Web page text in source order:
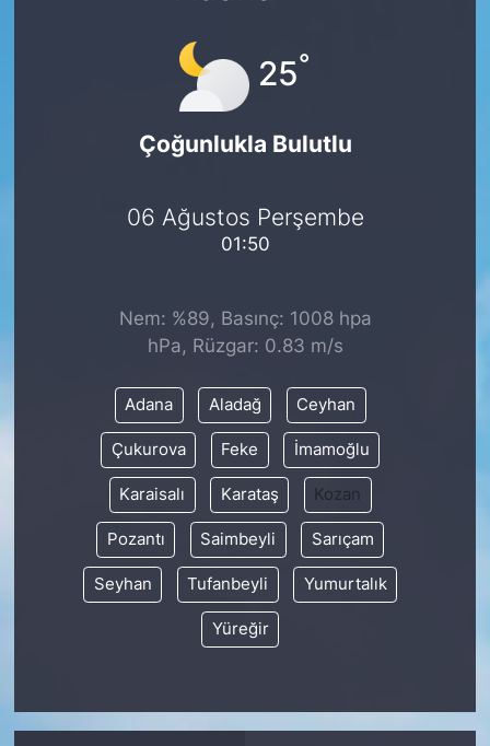
25°
Çoğunlukla Bulutlu
06 Ağustos Perşembe
01:50
Nem: %89, Basınç: 1008 hpa
hPa, Rüzgar: 0.83 m/s
Adana Aladağ Ceyhan
Çukurova Feke İmamoğlu
Karaisalı Karataş Kozan
Pozantı Saimbeyli Sarıçam
Seyhan Tufanbeyli Yumurtalık
Yüreğir